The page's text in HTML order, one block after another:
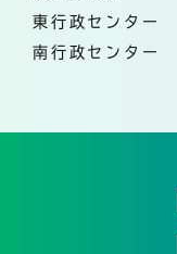
東行政センター
南行政センター